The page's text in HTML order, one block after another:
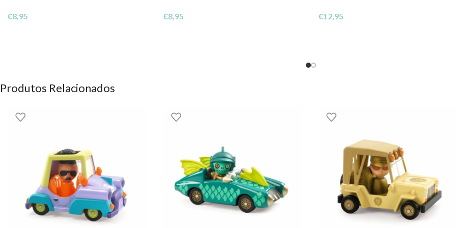
€8,95 €8,95 €12,95
Produtos Relacionados